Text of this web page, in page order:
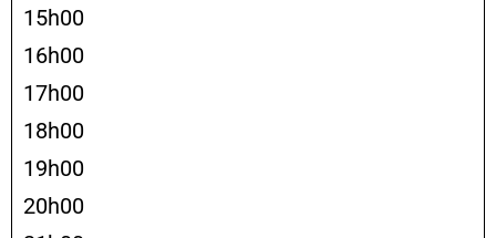
15h00
16h00
17h00
18h00
19h00
20h00